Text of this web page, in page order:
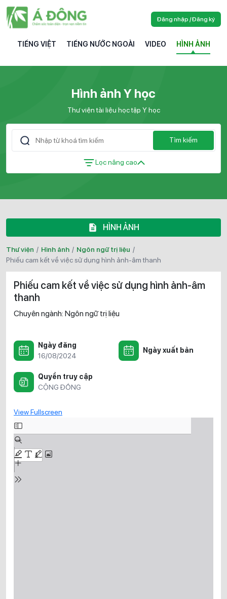
TIẾNG VIỆT TIẾNG NƯỚC NGOÀI VIDEO HÌNH ẢNH
Đăng nhập / Đăng ký
Hình ảnh Y học
Thư viện tài liệu học tập Y học
Tìm kiếm
Lọc nâng cao
HÌNH ẢNH
Thư viện / Hình ảnh / Ngôn ngữ trị liệu /
phiếu cam kết về việc sử dụng hình ảnh-âm thanh
Phiếu cam kết về việc sử dụng hình ảnh-âm
thanh
Chuyên ngành: Ngôn ngữ trị liệu
Ngày đăng
16/08/2024
Ngày xuất bản
Quyền truy cập
CỘNG ĐỒNG
View Fullscreen
Skip
to
PDF
content